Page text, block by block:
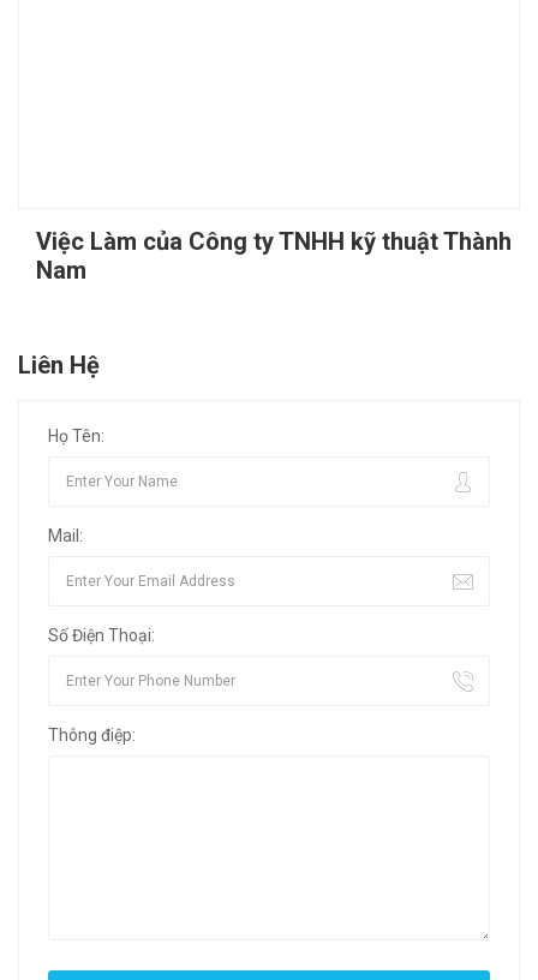
Việc Làm của Công ty TNHH kỹ thuật Thành
Nam
Liên Hệ
Họ Tên:
Mail:
Số Điện Thoại:
Thông điệp: